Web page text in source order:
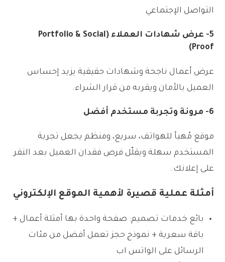
التواصل الإجتماعي
5- عرض شهادات العملاء (Portfolio & Social
Proof)
عرض أعمال ناجحة وشهادات حقيقية يزيد إحساس
العميل بالأمان ويقربه من قرار الشراء.
6- مرونة وتجربة مستخدم أفضل
موقع مُهيأ للهواتف، سريع، ومنظم يجعل تجربة
المستخدم سهلة ويقلّل فرص فقدان العميل بعد النقر
على إعلانك.
أمثلة عملية قصيرة لأهمية الموقع الإلكتروني
بائع خدمات تصميم: صفحة واحدة بها أمثلة أعمال +
باقة سعرية + نموذج حجز تعمل أفضل من مئات
الرسائل على الواتس اب